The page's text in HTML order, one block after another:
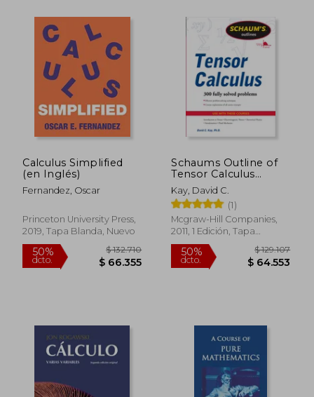
50%
dcto. $ 170.322
Calculus Simplified
(en Inglés)
Fernandez, Oscar
Princeton University Press,
2019, Tapa Blanda, Nuevo
dcto.
Schaums Outline of
Tensor Calculus
(Schaum's Outlines)
(en Inglés)
Kay, David C.
(1)
Mcgraw-Hill Companies,
2011, 1 Edición, Tapa
Blanda, Nuevo
50%
dcto.